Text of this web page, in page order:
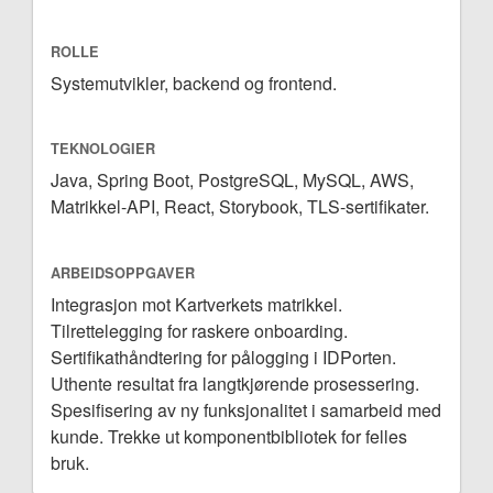
ROLLE
Systemutvikler, backend og frontend.
TEKNOLOGIER
Java, Spring Boot, PostgreSQL, MySQL, AWS,
Matrikkel-API, React, Storybook, TLS-sertifikater.
ARBEIDSOPPGAVER
Integrasjon mot Kartverkets matrikkel.
Tilrettelegging for raskere onboarding.
Sertifikathåndtering for pålogging i IDPorten.
Uthente resultat fra langtkjørende prosessering.
Spesifisering av ny funksjonalitet i samarbeid med
kunde. Trekke ut komponentbibliotek for felles
bruk.